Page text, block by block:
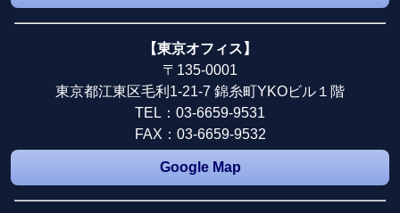
【東京オフィス】
〒135-0001
東京都江東区毛利1-21-7 錦糸町YKOビル１階
TEL：03-6659-9531
FAX：03-6659-9532
Google Map